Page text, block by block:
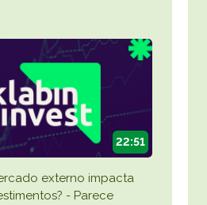
22:51
externo impacta
- Parece